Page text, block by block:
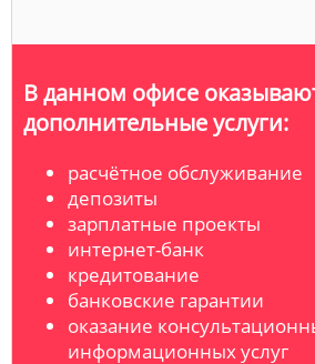
В данном офисе
дополнительные услуги:
расчётное обслуживание
депозиты
зарплатные проекты
интернет-банк
кредитование
банковские гарантии
оказание
информационных услуг